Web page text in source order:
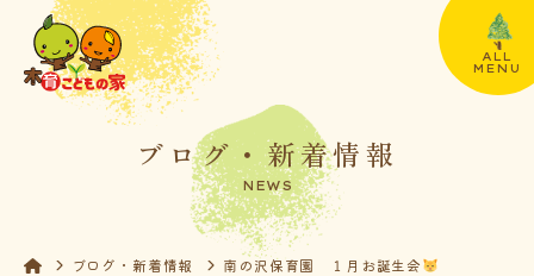
ALL
MENU
ブログ・新着情報
NEWS
ブログ・新着情報 南の沢保育園 １月お誕生会